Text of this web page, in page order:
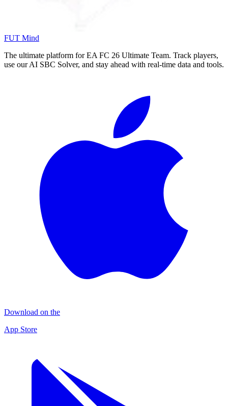
FUT Mind
The ultimate platform for EA FC 26 Ultimate Team. Track players,
use our AI SBC Solver, and stay ahead with real-time data and tools.
Download on the
App Store